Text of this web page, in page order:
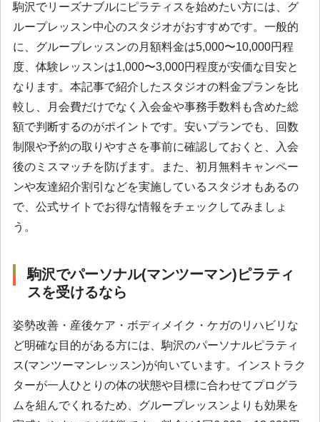
駒沢でリーズナブルにピラティスを始めたい方には、グ
ループレッスン中心のスタジオがおすすめです。一般的
に、グループレッスンの月額料金は5,000〜10,000円程
度、体験レッスンは1,000〜3,000円程度が安価な目安と
なります。本記事で紹介したスタジオの料金プランを比
較し、月会費だけでなく入会金や事務手数料も含めた総
額で判断するのがポイントです。安いプランでも、回数
制限や予約の取りやすさを事前に確認しておくと、入会
後のミスマッチを防げます。また、初月無料キャンペー
ンや友達紹介割引などを実施しているスタジオもあるの
で、公式サイトでお得な情報をチェックしてみましょ
う。
駒沢でパーソナル(マンツーマン)ピラティ
スを受けるなら
姿勢改善・産後ケア・ボディメイク・ケガのリハビリな
ど明確な目的がある方には、駒沢のパーソナルピラティ
ス(マンツーマンレッスン)が向いています。インストラク
ターが一人ひとりの体の状態や目標に合わせてプログラ
ムを組んでくれるため、グループレッスンよりも効果を